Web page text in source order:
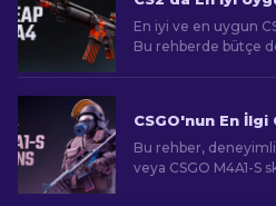
En iyi ve en uygun
Bu rehberde bütçe
Bu rehber,
veya CSGO M4A1-S